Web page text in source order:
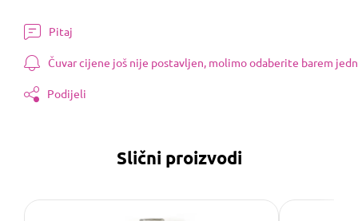
Pitaj
Čuvar cijene još nije postavljen, molimo odaberite barem
Podijeli
Slični proizvodi